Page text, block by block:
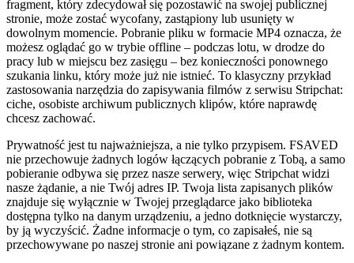
fragment, który zdecydował się pozostawić na swojej publicznej
stronie, może zostać wycofany, zastąpiony lub usunięty w
dowolnym momencie. Pobranie pliku w formacie MP4 oznacza, że
możesz oglądać go w trybie offline – podczas lotu, w drodze do
pracy lub w miejscu bez zasięgu – bez konieczności ponownego
szukania linku, który może już nie istnieć. To klasyczny przykład
zastosowania narzędzia do zapisywania filmów z serwisu Stripchat:
ciche, osobiste archiwum publicznych klipów, które naprawdę
chcesz zachować.
Prywatność jest tu najważniejsza, a nie tylko przypisem. FSAVED
nie przechowuje żadnych logów łączących pobranie z Tobą, a samo
pobieranie odbywa się przez nasze serwery, więc Stripchat widzi
nasze żądanie, a nie Twój adres IP. Twoja lista zapisanych plików
znajduje się wyłącznie w Twojej przeglądarce jako biblioteka
dostępna tylko na danym urządzeniu, a jedno dotknięcie wystarczy,
by ją wyczyścić. Żadne informacje o tym, co zapisałeś, nie są
przechowywane po naszej stronie ani powiązane z żadnym kontem.